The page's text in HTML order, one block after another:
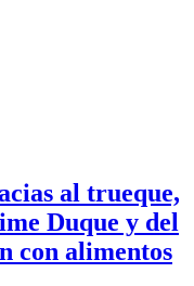
al trueque,
Duque y del
con alimentos